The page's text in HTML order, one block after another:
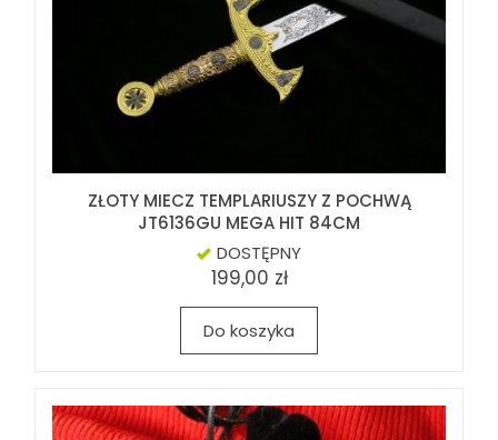
ZŁOTY MIECZ TEMPLARIUSZY Z POCHWĄ
JT6136GU MEGA HIT 84CM
DOSTĘPNY
199,00 zł
Do koszyka